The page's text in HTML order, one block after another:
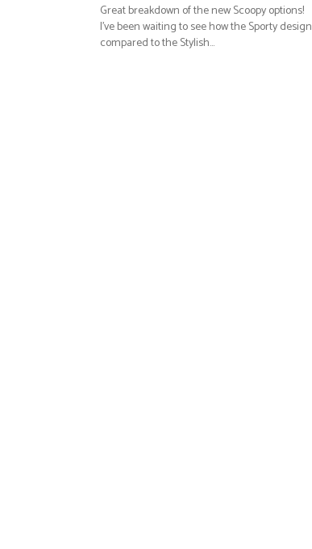
Great breakdown of the new Scoopy options!
I’ve been waiting to see how the Sporty design
compared to the Stylish…